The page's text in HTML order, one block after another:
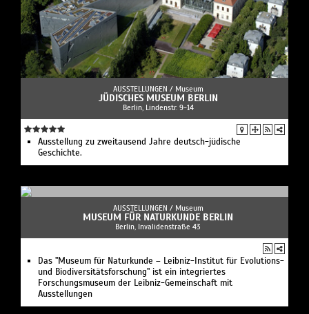
AUSSTELLUNGEN / Museum
JÜDISCHES MUSEUM BERLIN
Berlin, Lindenstr. 9-14
Ausstellung zu zweitausend Jahre deutsch-jüdische
Geschichte.
AUSSTELLUNGEN / Museum
MUSEUM FÜR NATURKUNDE BERLIN
Berlin, Invalidenstraße 43
Das "Museum für Naturkunde – Leibniz-Institut für Evolutions-
und Biodiversitätsforschung" ist ein integriertes
Forschungsmuseum der Leibniz-Gemeinschaft mit
Ausstellungen